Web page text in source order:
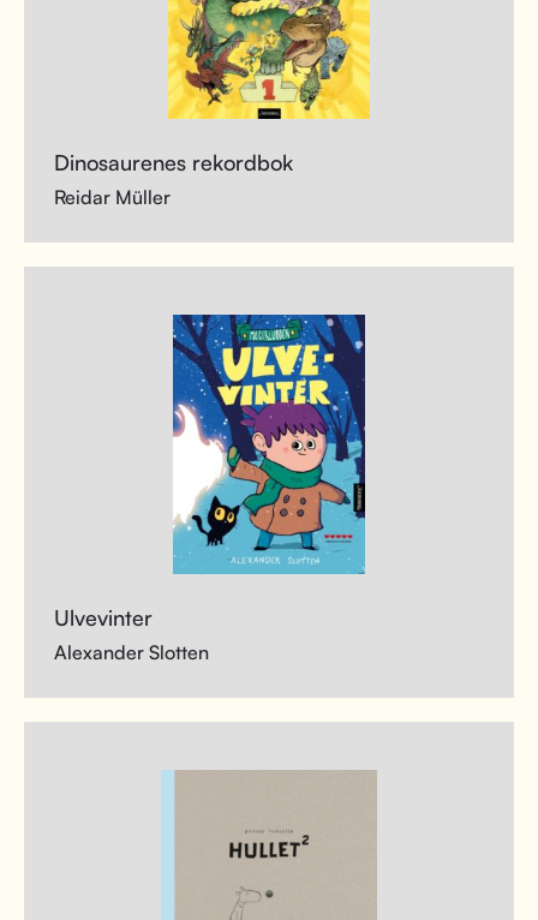
Dinosaurenes rekordbok
Reidar Müller
Ulvevinter
Alexander Slotten